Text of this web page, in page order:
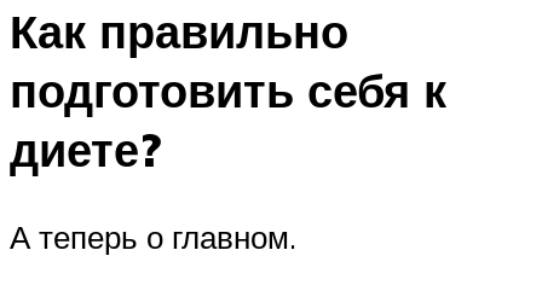
Как правильно
подготовить себя к
диете?
А теперь о главном.